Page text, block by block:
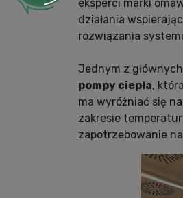
eksperci marki
działania
rozwiązania
Jednym z
pompy ciepła,
ma wyróżniać się
zakresie
zapotrzebowanie na